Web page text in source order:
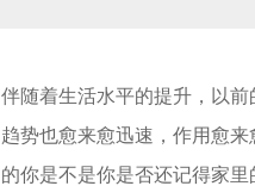
伴随着生活水平的提升，以
趋势也愈来愈迅速，作用愈
的你是不是你是否还记得家